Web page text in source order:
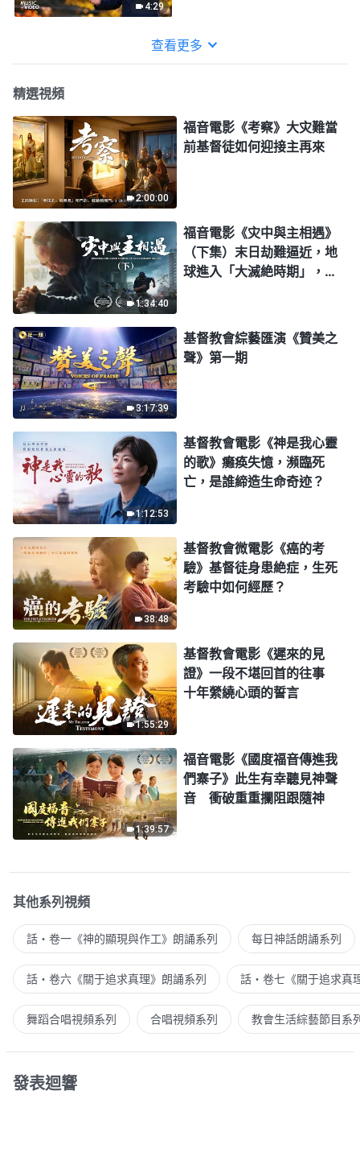
4:29
查看更多
精選視頻
2:00:00
福音電影《考察》大灾難當
前基督徒如何迎接主再來
1:34:40
福音電影《灾中與主相遇》
（下集）末日劫難逼近，地
球進入「大滅絶時期」，人
3:17:39
基督教會綜藝匯演《贊美之
聲》第一期
1:12:53
基督教會電影《神是我心靈
的歌》癱痪失憶，瀕臨死
亡，是誰締造生命奇迹？
38:48
基督教會微電影《癌的考
驗》基督徒身患絶症，生死
考驗中如何經歷？
1:55:29
基督教會電影《遲來的見
證》一段不堪回首的往事
十年縈繞心頭的誓言
1:39:57
福音電影《國度福音傳進我
們寨子》此生有幸聽見神聲
音 衝破重重攔阻跟隨神
其他系列視頻
話・卷一《神的顯現與作工》朗誦系列 每日神話朗誦系列
話・卷六《關于追求真理》朗誦系列 話・卷七《關于追求真
舞蹈合唱視頻系列 合唱視頻系列 教會生活綜藝節目系
發表迴響